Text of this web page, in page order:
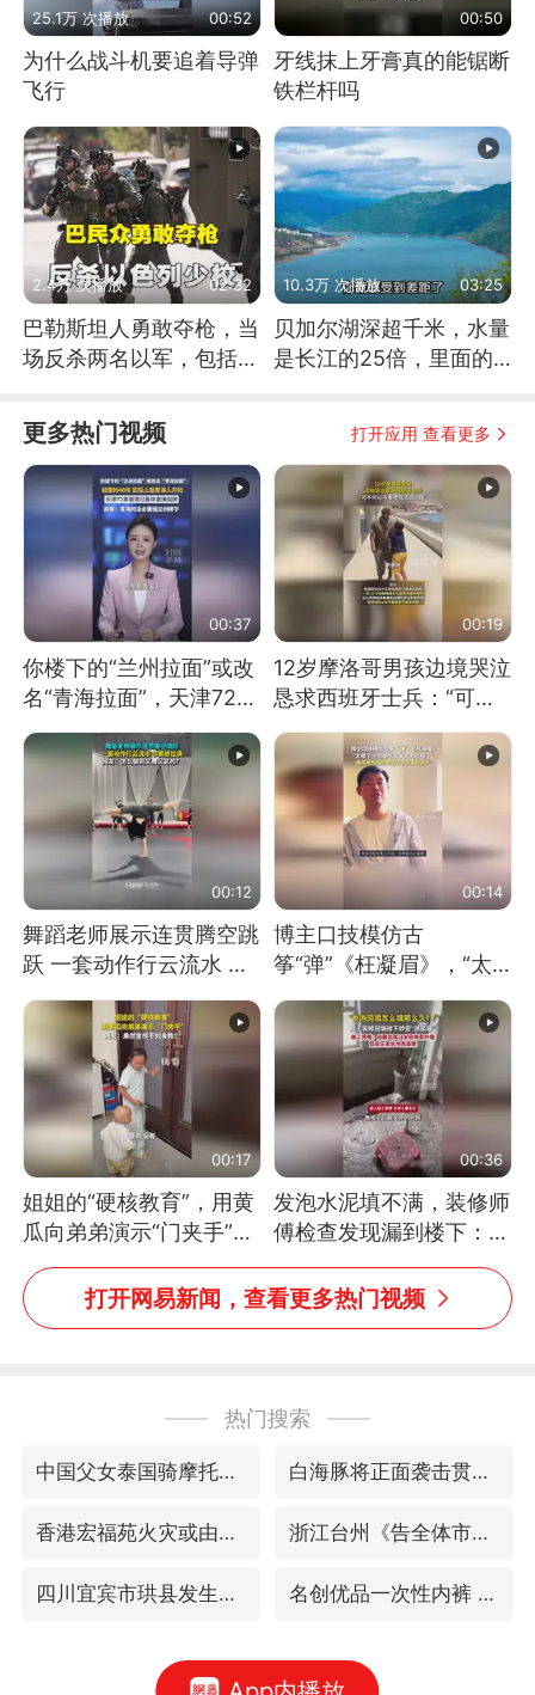
25.1万 次播放 00:52
为什么战斗机要追着导弹
飞行
00:50
牙线抹上牙膏真的能锯断
铁栏杆吗
2.4万 次播放 02:32
巴勒斯坦人勇敢夺枪，当
场反杀两名以军，包括一
10.3万 次播放 03:25
贝加尔湖深超千米，水量
是长江的25倍，里面的
更多热门视频 打开应用 查看更多
00:37
你楼下的“兰州拉面”或改
名“青海拉面”，天津72家
面馆已集体更换招牌
00:19
12岁摩洛哥男孩边境哭泣
恳求西班牙士兵：“可不
可以不要把我遣返回国”
00:12
舞蹈老师展示连贯腾空跳
跃 一套动作行云流水 节
奏感拉满 网友：怎么做
到又舞又武的？
00:14
博主口技模仿古
筝“弹”《枉凝眉》，“太
像了～你是吃古筝长大的
吗？”“或将成为首位考级
不带古筝的选手。”（来
源：新华每日电讯）
00:17
姐姐的“硬核教育”，用黄
瓜向弟弟演示“门夹手”，
网友：果然言传不如身
教！
00:36
发泡水泥填不满，装修师
傅检查发现漏到楼下：出
风口未延伸到外墙
打开网易新闻，查看更多热门视频
热门搜索
中国父女泰国骑摩托车坠崖1死1伤 白海豚将正面袭击贯穿浙江
香港宏福苑火灾或由烟头引起 浙江台州《告全体市民书》
四川宜宾市珙县发生3.4级地震 名创优品一次性内裤 颜面尽失